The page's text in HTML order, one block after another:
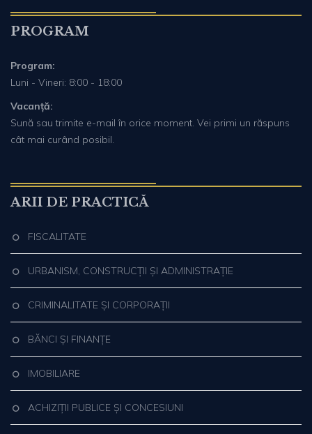
PROGRAM
Program:
Luni - Vineri: 8:00 - 18:00
Vacanță:
Sună sau trimite e-mail în orice moment. Vei primi un răspuns
cât mai curând posibil.
ARII DE PRACTICĂ
FISCALITATE
URBANISM, CONSTRUCȚII ȘI ADMINISTRAȚIE
CRIMINALITATE ȘI CORPORAȚII
BĂNCI ȘI FINANȚE
IMOBILIARE
ACHIZIȚII PUBLICE ȘI CONCESIUNI